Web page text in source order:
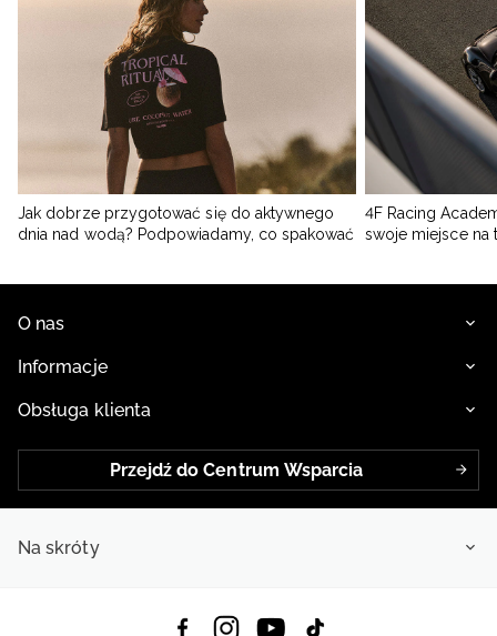
Jak dobrze przygotować się do aktywnego
dnia nad wodą? Podpowiadamy, co spakować
4F Racing
swoje miejsce na
O nas
Informacje
Obsługa klienta
Przejdź do Centrum Wsparcia
Na skróty